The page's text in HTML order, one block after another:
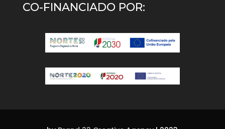
CO-FINANCIADO POR: